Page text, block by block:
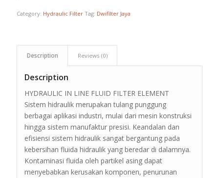
Category: Hydraulic Filter Tag: Dwifilter Jaya
Description Reviews (0)
Description
HYDRAULIC IN LINE FLUID FILTER ELEMENT
Sistem hidraulik merupakan tulang punggung
berbagai aplikasi industri, mulai dari mesin konstruksi
hingga sistem manufaktur presisi. Keandalan dan
efisiensi sistem hidraulik sangat bergantung pada
kebersihan fluida hidraulik yang beredar di dalamnya.
Kontaminasi fluida oleh partikel asing dapat
menyebabkan kerusakan komponen, penurunan